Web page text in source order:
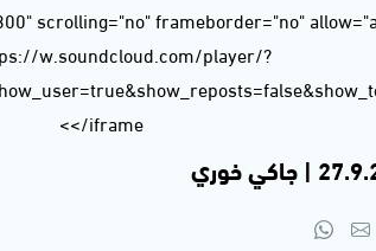
scrolling="no" frameborder="no"
w.soundcloud.com/player/?
</iframe>